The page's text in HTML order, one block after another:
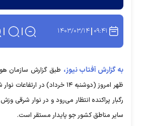
۰۹:۴۱ ۱۴۰۳/۰۳/۱۴
به گزارش آفتاب نیوز، طبق گزارش سازمان
ظهر امروز (دوشنبه ۱۴ خرداد) در
رگبار پراکنده انتظار می‌رود و در نوار شرقی
سایر مناطق کشور جو پایدار مستقر است.